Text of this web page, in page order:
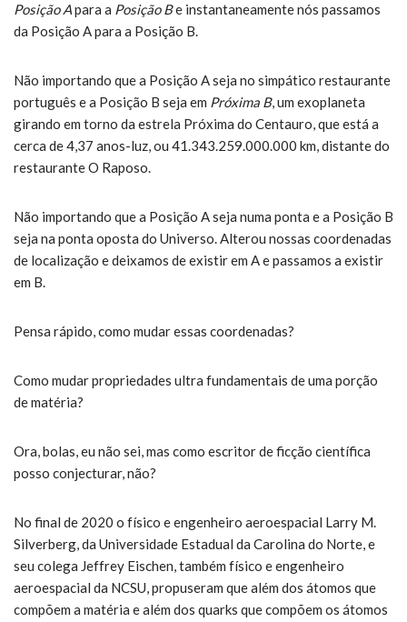
Posição Apara a Posição Be instantaneamente nós passamos
da Posição A para a Posição B.
Não importando que a Posição A seja no simpático restaurante
português e a Posição B seja em Próxima B, um exoplaneta
girando em torno da estrela Próxima do Centauro, que está a
cerca de 4,37 anos-luz, ou 41.343.259.000.000 km, distante do
restaurante O Raposo.
Não importando que a Posição A seja numa ponta e a Posição B
seja na ponta oposta do Universo. Alterou nossas coordenadas
de localização e deixamos de existir em A e passamos a existir
em B.
Pensa rápido, como mudar essas coordenadas?
Como mudar propriedades ultra fundamentais de uma porção
de matéria?
Ora, bolas, eu não sei, mas como escritor de ficção científica
posso conjecturar, não?
No final de 2020 o físico e engenheiro aeroespacial Larry M.
Silverberg, da Universidade Estadual da Carolina do Norte, e
seu colega Jeffrey Eischen, também físico e engenheiro
aeroespacial da NCSU, propuseram que além dos átomos que
compõem a matéria e além dos quarks que compõem os átomos